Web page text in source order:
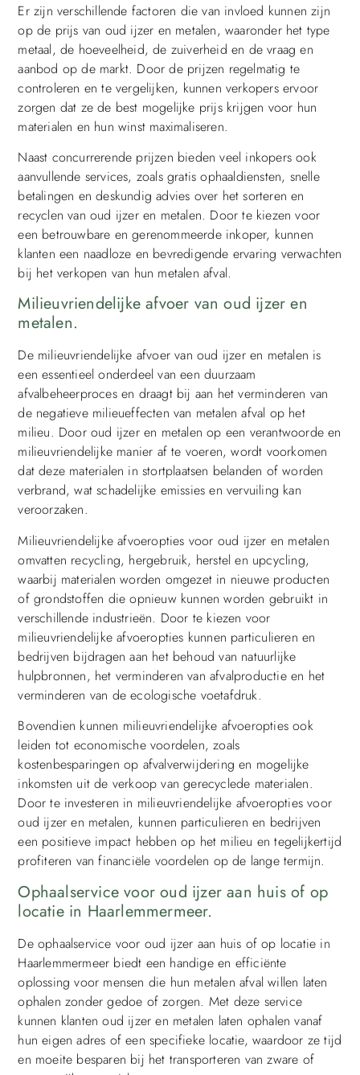
Er zijn verschillende factoren die van invloed kunnen zijn
op de prijs van oud ijzer en metalen, waaronder het type
metaal, de hoeveelheid, de zuiverheid en de vraag en
aanbod op de markt. Door de prijzen regelmatig te
controleren en te vergelijken, kunnen verkopers ervoor
zorgen dat ze de best mogelijke prijs krijgen voor hun
materialen en hun winst maximaliseren.
Naast concurrerende prijzen bieden veel inkopers ook
aanvullende services, zoals gratis ophaaldiensten, snelle
betalingen en deskundig advies over het sorteren en
recyclen van oud ijzer en metalen. Door te kiezen voor
een betrouwbare en gerenommeerde inkoper, kunnen
klanten een naadloze en bevredigende ervaring verwachten
bij het verkopen van hun metalen afval.
Milieuvriendelijke afvoer van oud ijzer en
metalen.
De milieuvriendelijke afvoer van oud ijzer en metalen is
een essentieel onderdeel van een duurzaam
afvalbeheerproces en draagt bij aan het verminderen van
de negatieve milieueffecten van metalen afval op het
milieu. Door oud ijzer en metalen op een verantwoorde en
milieuvriendelijke manier af te voeren, wordt voorkomen
dat deze materialen in stortplaatsen belanden of worden
verbrand, wat schadelijke emissies en vervuiling kan
veroorzaken.
Milieuvriendelijke afvoeropties voor oud ijzer en metalen
omvatten recycling, hergebruik, herstel en upcycling,
waarbij materialen worden omgezet in nieuwe producten
of grondstoffen die opnieuw kunnen worden gebruikt in
verschillende industrieën. Door te kiezen voor
milieuvriendelijke afvoeropties kunnen particulieren en
bedrijven bijdragen aan het behoud van natuurlijke
hulpbronnen, het verminderen van afvalproductie en het
verminderen van de ecologische voetafdruk.
Bovendien kunnen milieuvriendelijke afvoeropties ook
leiden tot economische voordelen, zoals
kostenbesparingen op afvalverwijdering en mogelijke
inkomsten uit de verkoop van gerecyclede materialen.
Door te investeren in milieuvriendelijke afvoeropties voor
oud ijzer en metalen, kunnen particulieren en bedrijven
een positieve impact hebben op het milieu en tegelijkertijd
profiteren van financiële voordelen op de lange termijn.
Ophaalservice voor oud ijzer aan huis of op
locatie in Haarlemmermeer.
De ophaalservice voor oud ijzer aan huis of op locatie in
Haarlemmermeer biedt een handige en efficiënte
oplossing voor mensen die hun metalen afval willen laten
ophalen zonder gedoe of zorgen. Met deze service
kunnen klanten oud ijzer en metalen laten ophalen vanaf
hun eigen adres of een specifieke locatie, waardoor ze tijd
en moeite besparen bij het transporteren van zware of